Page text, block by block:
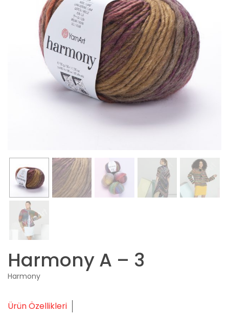
Harmony A – 3
Harmony
Ürün Özellikleri